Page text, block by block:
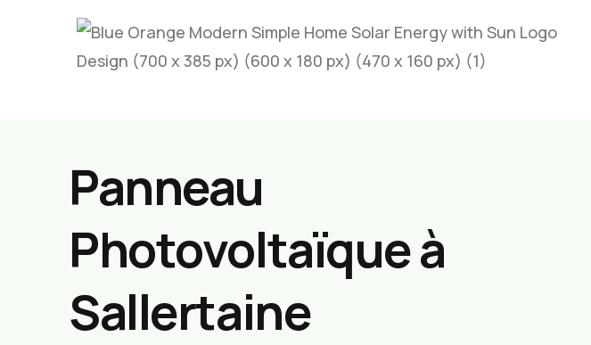
Panneau
Photovoltaïque à
Sallertaine